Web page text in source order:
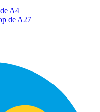
A4
de A27